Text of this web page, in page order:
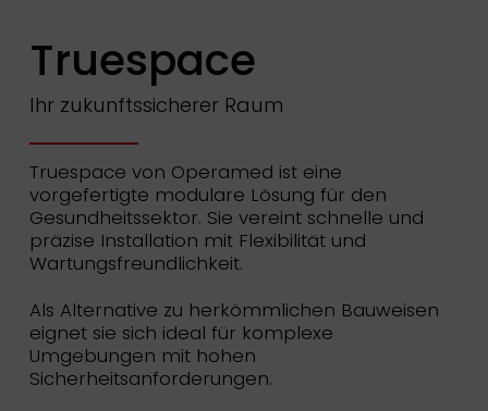
Truespace
Ihr zukunftssicherer Raum
Truespace von Operamed ist eine
vorgefertigte modulare Lösung für den
Gesundheitssektor. Sie vereint schnelle und
präzise Installation mit Flexibilität und
Wartungsfreundlichkeit.
Als Alternative zu herkömmlichen Bauweisen
eignet sie sich ideal für komplexe
Umgebungen mit hohen
Sicherheitsanforderungen.